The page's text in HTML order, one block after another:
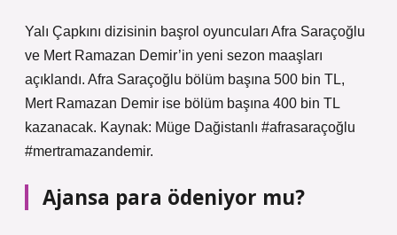
Yalı Çapkını dizisinin başrol oyuncuları Afra Saraçoğlu
ve Mert Ramazan Demir’in yeni sezon maaşları
açıklandı. Afra Saraçoğlu bölüm başına 500 bin TL,
Mert Ramazan Demir ise bölüm başına 400 bin TL
kazanacak. Kaynak: Müge Dağistanlı #afrasaraçoğlu
#mertramazandemir.
Ajansa para ödeniyor mu?